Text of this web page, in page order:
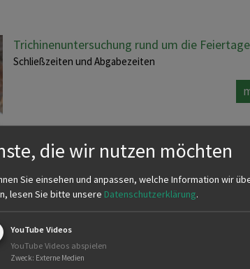
Trichinenuntersuchung rund um die Feiertage
Schließzeiten und Abgabezeiten
Kombinationsschießen
Mitglieder an.
die wir nutzen möchten
Sie einsehen und anpassen, welche Information wir
lesen Sie bitte unsere Datenschutzerklärung.
YouTube Videos
YouTube Videos abspielen
Zweck: Externe Medien